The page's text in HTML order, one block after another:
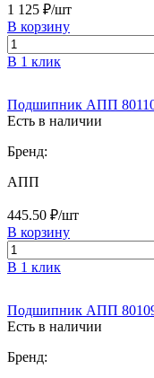
1 125 ₽/шт
В корзину
В 1 клик
Подшипник АПП
Есть в наличии
Бренд:
АПП
445.50 ₽/шт
В корзину
В 1 клик
Подшипник АПП
Есть в наличии
Бренд: